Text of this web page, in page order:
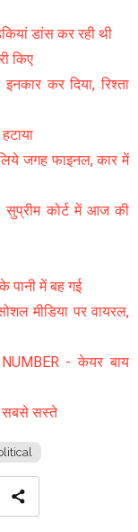
डांस कर रही थी
किए
कर दिया, रिश्ता
जगह फाइनल, कार में
सुप्रीम कोर्ट में आज की
पानी में बह गई
सोशल मीडिया पर वायरल,
- केयर बाय
सबसे सस्ते